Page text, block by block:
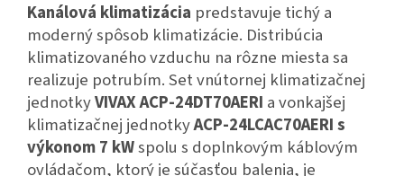
Kanálová klimatizácia predstavuje tichý a
moderný spôsob klimatizácie. Distribúcia
klimatizovaného vzduchu na rôzne miesta sa
realizuje potrubím. Set vnútornej klimatizačnej
jednotkyVIVAXACP-24DT70AERI a vonkajšej
klimatizačnej jednotkyACP-24LCAC70AERIs
výkonom 7 kWspolu s doplnkovým káblovým
ovládačom, ktorý je súčasťou balenia, je